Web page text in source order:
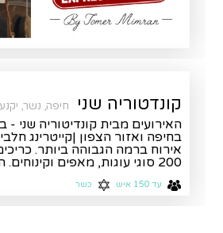
קונדטוריה שני חיפה, נשר,
האירועים מבית קונדיטוריה שני -
בחיפה ואזור הצפון |קייטרינג
אירוח ברמה הגבוהה ביותר.
200 סוגי עוגות, מאפים
עד 150 איש כשר